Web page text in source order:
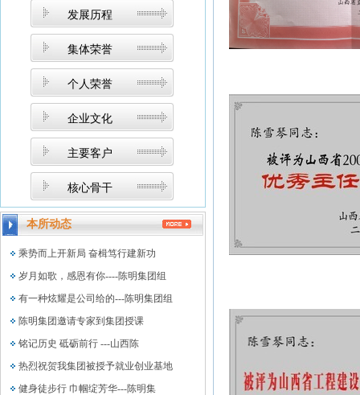
发展历程
集体荣誉
个人荣誉
企业文化
主要客户
核心骨干
本所动态
乘势而上开新局 奋楫笃行建新功
岁月如歌，感恩有你----陈明集团组
有一种炫耀是公司给的---陈明集团组
陈明集团邀请专家到集团授课
铭记历史 砥砺前行 ---山西陈
热烈祝贺我集团被授予就业创业基地
健身徒步行 巾帼绽芳华---陈明集